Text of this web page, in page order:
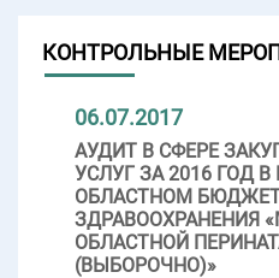
КОНТРОЛЬНЫЕ
06.07.2017
АУДИТ В СФЕРЕ
УСЛУГ ЗА 2016 ГОД
ОБЛАСТНОМ
ЗДРАВООХРАНЕНИЯ
ОБЛАСТНОЙ
(ВЫБОРОЧНО)»